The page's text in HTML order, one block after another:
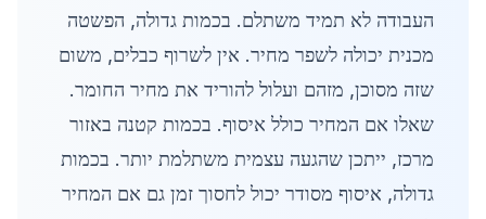
העבודה לא תמיד משתלם. בכמות גדולה, הפשטה
מכנית יכולה לשפר מחיר. אין לשרוף כבלים, משום
שזה מסוכן, מזהם ועלול להוריד את מחיר החומר.
שאלו אם המחיר כולל איסוף. בכמות קטנה באזור
מרכז, ייתכן שהגעה עצמית משתלמת יותר. בכמות
גדולה, איסוף מסודר יכול לחסוך זמן גם אם המחיר